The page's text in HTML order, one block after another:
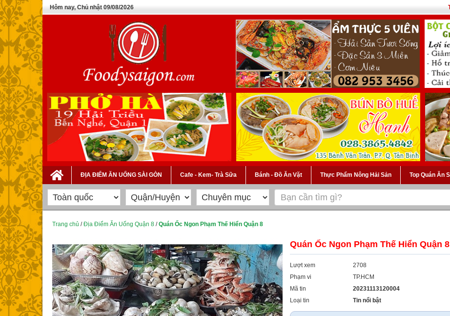
Hôm nay, Chủ nhật 09/08/2026
ĐỊA ĐIỂM ĂN UỐNG SÀI GÒN Cafe - Kem- Trà Sữa Bánh - Đồ Ăn Vặt Thực Phẩm Nông Hải Sản Top Quán Ăn
Trang chủ /Địa Điểm Ăn Uống Quận 8 /Quán Ốc Ngon Phạm Thế Hiển Quận 8
Quán Ốc Ngon Phạm Thế Hiển Quận 8
Lượt xem
2708
Phạm vi
TP.HCM
Mã tin
20231113120004
Loại tin
Tin nổi bật